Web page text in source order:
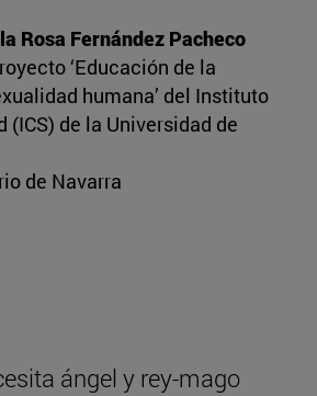
Rosa Fernández Pacheco
‘Educación de la
humana’ del Instituto
(ICS) de la Universidad de
de Navarra
ángel y rey-mago